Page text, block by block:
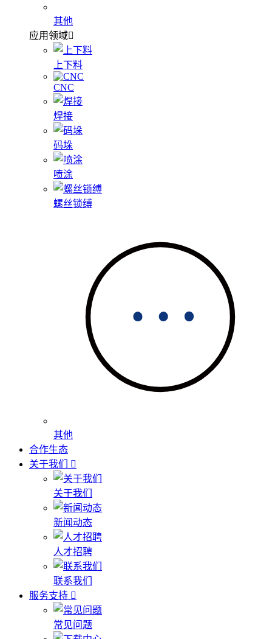
其他
应用领域
上下料
CNC
焊接
码垛
喷涂
螺丝锁缚
其他
合作生态
关于我们
关于我们
新闻动态
人才招聘
联系我们
服务支持
常见问题